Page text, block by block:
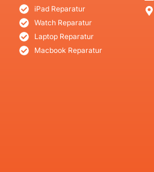
iPad Reparatur
Watch Reparatur
Laptop Reparatur
Macbook Reparatur